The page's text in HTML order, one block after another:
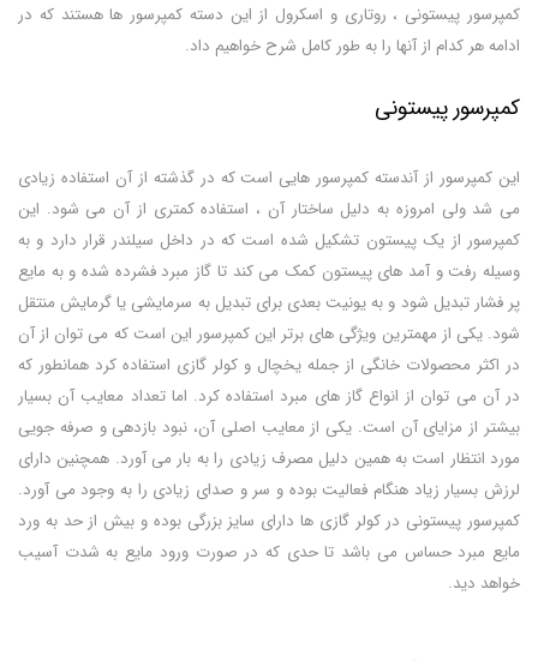
کمپرسور پیستونی ، روتاری و اسکرول از این دسته کمپرسور ها هستند که در
ادامه هر کدام از آنها را به طور کامل شرح خواهیم داد.
کمپرسور پیستونی
این کمپرسور از آندسته کمپرسور هایی است که در گذشته از آن استفاده زیادی
می شد ولی امروزه به دلیل ساختار آن ، استفاده کمتری از آن می شود. این
کمپرسور از یک پیستون تشکیل شده است که در داخل سیلندر قرار دارد و به
وسیله رفت و آمد های پیستون کمک می کند تا گاز مبرد فشرده شده و به مایع
پر فشار تبدیل شود و به یونیت بعدی برای تبدیل به سرمایشی یا گرمایش منتقل
شود. یکی از مهمترین ویژگی های برتر این کمپرسور این است که می توان از آن
در اکثر محصولات خانگی از جمله یخچال و کولر گازی استفاده کرد همانطور که
در آن می توان از انواع گاز های مبرد استفاده کرد. اما تعداد معایب آن بسیار
بیشتر از مزایای آن است. یکی از معایب اصلی آن، نبود بازدهی و صرفه جویی
مورد انتظار است به همین دلیل مصرف زیادی را به بار می آورد. همچنین دارای
لرزش بسیار زیاد هنگام فعالیت بوده و سر و صدای زیادی را به وجود می آورد.
کمپرسور پیستونی در کولر گازی ها دارای سایز بزرگی بوده و بیش از حد به ورد
مایع مبرد حساس می باشد تا حدی که در صورت ورود مایع به شدت آسیب
خواهد دید.